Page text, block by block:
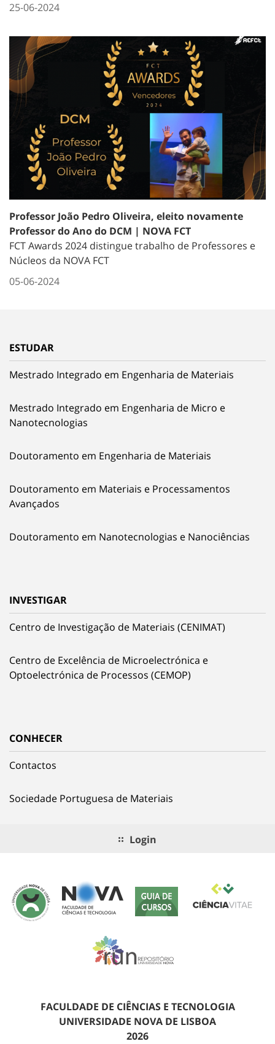
25-06-2024
Professor João Pedro Oliveira, eleito novamente
Professor do Ano do DCM | NOVA FCT
FCT Awards 2024 distingue trabalho de Professores e
Núcleos da NOVA FCT
05-06-2024
ESTUDAR
Mestrado Integrado em Engenharia de Materiais
Mestrado Integrado em Engenharia de Micro e
Nanotecnologias
Doutoramento em Engenharia de Materiais
Doutoramento em Materiais e Processamentos
Avançados
Doutoramento em Nanotecnologias e Nanociências
INVESTIGAR
Centro de Investigação de Materiais (CENIMAT)
Centro de Excelência de Microelectrónica e
Optoelectrónica de Processos (CEMOP)
CONHECER
Contactos
Sociedade Portuguesa de Materiais
Login
FACULDADE DE CIÊNCIAS E TECNOLOGIA
UNIVERSIDADE NOVA DE LISBOA
2026